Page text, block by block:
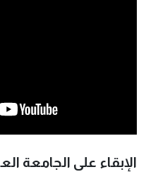
الإبقاء على الجامعة